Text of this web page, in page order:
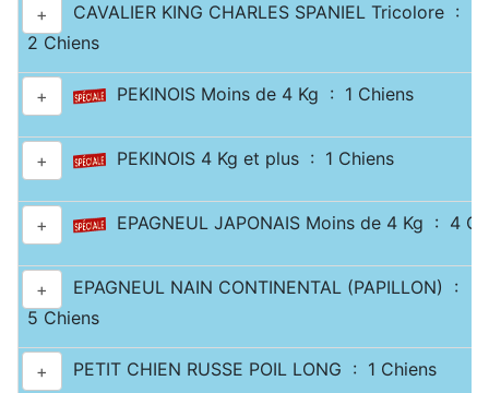
+
CAVALIER KING CHARLES SPANIEL Tricolore :
2 Chiens
+ PEKINOIS Moins de 4 Kg : 1 Chiens
+ PEKINOIS 4 Kg et plus : 1 Chiens
+ EPAGNEUL JAPONAIS Moins de 4 Kg : 4
+
EPAGNEUL NAIN CONTINENTAL (PAPILLON) :
5 Chiens
+ PETIT CHIEN RUSSE POIL LONG : 1 Chiens